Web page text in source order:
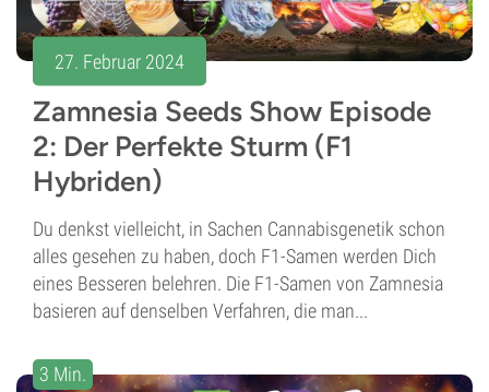
27. Februar 2024
Zamnesia Seeds Show Episode
2: Der Perfekte Sturm (F1
Hybriden)
Du denkst vielleicht, in Sachen Cannabisgenetik schon
alles gesehen zu haben, doch F1-Samen werden Dich
eines Besseren belehren. Die F1-Samen von Zamnesia
basieren auf denselben Verfahren, die man...
3 Min.